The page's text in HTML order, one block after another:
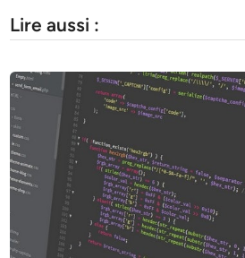
Lire aussi :